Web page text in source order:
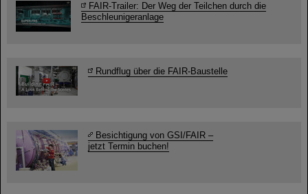
FAIR-Trailer: Der Weg der Teilchen durch die
Beschleunigeranlage
Rundflug über die FAIR-Baustelle
Besichtigung von GSI/FAIR –
jetzt Termin buchen!